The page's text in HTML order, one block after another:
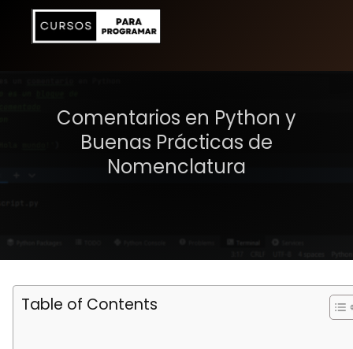
Comentarios en Python y
Buenas Prácticas de
Nomenclatura
Table of Contents